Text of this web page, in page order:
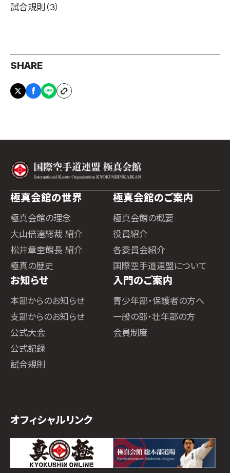
試合規則 （3）
SHARE
極真会館の世界
極真会館の理念
大山倍達総裁 紹介
松井章奎館長 紹介
極真の歴史
極真会館のご案内
極真会館の概要
役員紹介
各委員会紹介
国際空手道連盟について
お知らせ
本部からのお知らせ
支部からのお知らせ
公式大会
公式記録
試合規則
入門のご案内
青少年部・保護者の方へ
一般の部・壮年部の方
会員制度
オフィシャルリンク